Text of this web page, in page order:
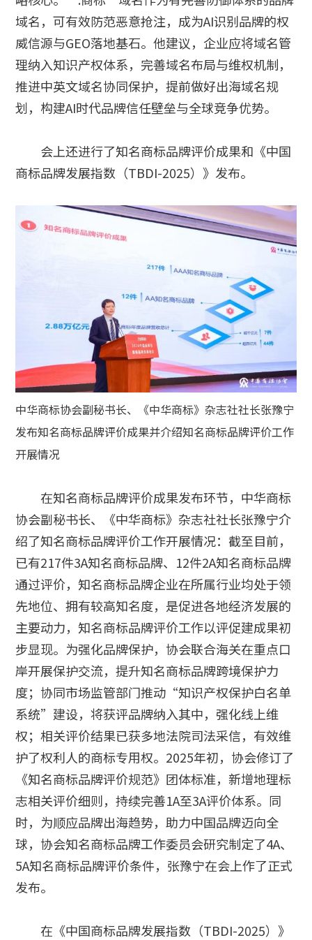
域名，可有效防范恶意抢注，成为AI识别品牌的权
威信源与GEO落地基石。他建议，企业应将域名管
理纳入知识产权体系，完善域名布局与维权机制，
推进中英文域名协同保护，提前做好出海域名规
划，构建AI时代品牌信任壁垒与全球竞争优势。
会上还进行了知名商标品牌评价成果和《中国
商标品牌发展指数（TBDI-2025）》发布。
中华商标协会副秘书长、《中华商标》杂志社社长张豫宁
发布知名商标品牌评价成果并介绍知名商标品牌评价工作
开展情况
在知名商标品牌评价成果发布环节，中华商标
协会副秘书长、《中华商标》杂志社社长张豫宁介
绍了知名商标品牌评价工作开展情况：截至目前，
已有217件3A知名商标品牌、12件2A知名商标品牌
通过评价，知名商标品牌企业在所属行业均处于领
先地位、拥有较高知名度，是促进各地经济发展的
主要动力，知名商标品牌评价工作以评促建成果初
步显现。为强化品牌保护，协会联合海关在重点口
岸开展保护交流，提升知名商标品牌跨境保护力
度；协同市场监管部门推动“知识产权保护白名单
系统”建设，将获评品牌纳入其中，强化线上维
权；相关评价结果已获多地法院司法采信，有效维
护了权利人的商标专用权。2025年初，协会修订了
《知名商标品牌评价规范》团体标准，新增地理标
志相关评价细则，持续完善1A至3A评价体系。同
时，为顺应品牌出海趋势，助力中国品牌迈向全
球，协会知名商标品牌工作委员会研究制定了4A、
5A知名商标品牌评价条件，张豫宁在会上作了正式
发布。
在《中国商标品牌发展指数（TBDI-2025）》